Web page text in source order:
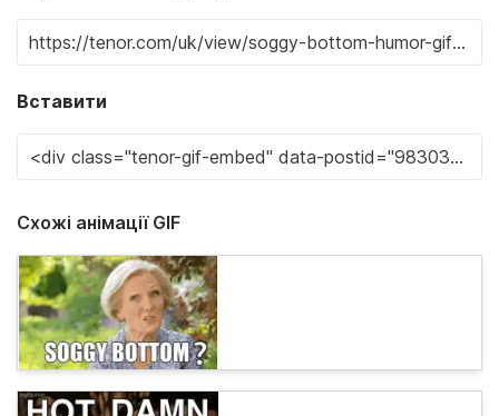
Вставити
Схожі анімації GIF